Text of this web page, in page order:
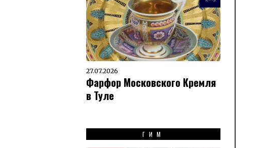
27.07.2026
Фарфор Московского Кремля
в Туле
ГИМ